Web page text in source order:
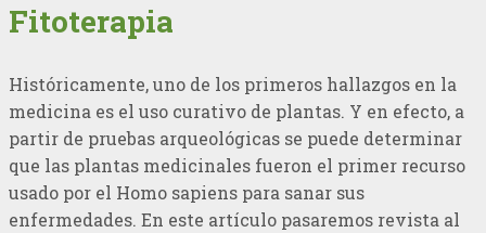
Fitoterapia
Históricamente, uno de los primeros hallazgos en la
medicina es el uso curativo de plantas. Y en efecto, a
partir de pruebas arqueológicas se puede determinar
que las plantas medicinales fueron el primer recurso
usado por el Homo sapiens para sanar sus
enfermedades. En este artículo pasaremos revista al